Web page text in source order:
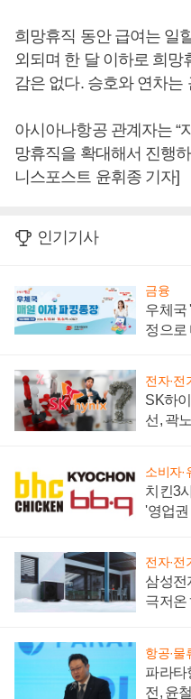
희망휴직 동안 급여는 일
외되며 한 달 이하로 희
감은 없다. 승호와 연차는
아시아나항공 관계자는 “
망휴직을 확대해서 진행
니스포스트 윤휘종 기자]
인기기사
금융
우체국
정으로
전자·전
SK하
선, 곽
소비자·
치킨3
'영업권
전자·전
삼성전
극저온
항공·물
파라타
전, 윤